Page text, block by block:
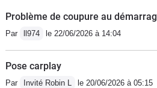
Problème de coupure au
Par ll974 le 22/06/2026 à 14:04
Pose carplay
Par Invité Robin L le 20/06/2026 à 05:15